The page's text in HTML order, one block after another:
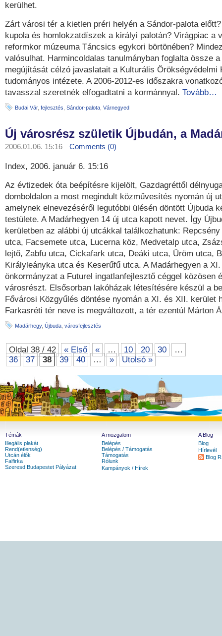
kerülhet.
Zárt városi tér a kietlen préri helyén a Sándor-palota
kupola és homlokzatdíszek a királyi palotán? Virágpiac a
reformkor múzeuma Táncsics egykori börtönében?
valósulhat. Harmincoldalas tanulmányban foglalta össze a
megújítását célzó javaslatait a Kulturális Örökségvédelmi
tudományos intézete. A 2006-2012-es időszakra
tavasszal szeretnék elfogadtatni a kormánnyal. Tovább…
Budai Vár, fejlesztés Sándor-palota Várnegyed
Új városrész születik Újbudán, a
2006.01.06. 15:16 Comments (0)
Index, 2006. január 6. 15:16
Az évtizedek óta beépítésre kijelölt, Gazdagréttől
domboldalon a most megindult közművesítés nyomán új
amelynek elnevezéséről legutóbbi ülésén döntött Újbuda
testülete. A Madárhegyen 14 új utca kapott nevet. Így
kerületben az alábbi új utcákkal találkozhatunk:
utca, Facsemete utca, Lucerna köz, Medvetalp utca,
lejtő, Zabfu utca, Cickafark utca, Deáki utca, Üröm utca,
Királyleányka utca és Keserűfű utca. A Madárhegyen a
önkormányzat a Futurel ingatlanfejlesztő céggel közösen
városrészt. Elsősorban lakóházak létesítésére készül a
Fővárosi Közgyűlés döntése nyomán a XI. és XII. kerület
Farkasréti tér neve is megváltozott, a tér ezentúl Márton
Madárhegy, Újbuda városfejlesztés
Oldal 38 / 42 « Első « … 10 20 30
…
36
37 38 39 40 … » Utolsó »
Témák
Illegális plakát
Rend(etlenség)
Utcán élők
Falfirka
Szeresd Budapestet Pályázat
A mozgalom
Belépés
Belépés / Támogatás
Támogatás
Rólunk
Kampányok / Hírek
A Blog
Blog
Hírlevél
Blog